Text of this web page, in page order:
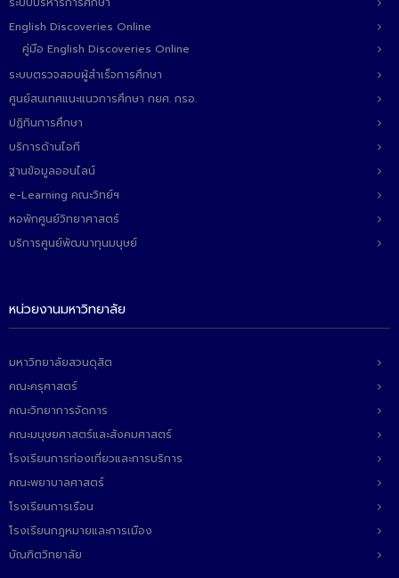
English Discoveries Online
คู่มือ English Discoveries Online
ระบบตรวจสอบผู้สำเร็จการศึกษา
ศูนย์สนเทศแนะแนวการศึกษา กยศ. กรอ.
ปฏิทินการศึกษา
บริการด้านไอที
ฐานข้อมูลออนไลน์
e-Learning คณะวิทย์ฯ
หอพักศูนย์วิทยาศาสตร์
บริการศูนย์พัฒนาทุนมนุษย์
หน่วยงานมหาวิทยาลัย
มหาวิทยาลัยสวนดุสิต
คณะครุศาสตร์
คณะวิทยาการจัดการ
คณะมนุษยศาสตร์และสังคมศาสตร์
โรงเรียนการท่องเที่ยวและการบริการ
คณะพยาบาลศาสตร์
โรงเรียนการเรือน
โรงเรียนกฎหมายและการเมือง
บัณฑิตวิทยาลัย